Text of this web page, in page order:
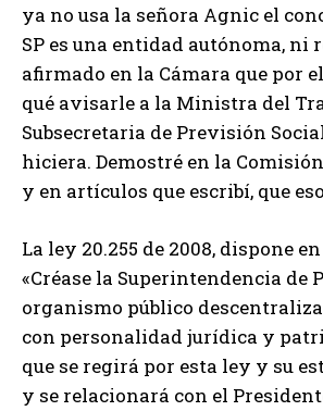
ya no usa la señora Agnic el
SP es una entidad autónoma, ni
afirmado en la Cámara que por
qué avisarle a la Ministra del
Subsecretaria de Previsión
hiciera. Demostré en la
y en artículos que escribí, que
La ley 20.255 de 2008, dispone
«Créase la Superintendencia de
organismo público
con personalidad jurídica y
que se regirá por esta ley y su
y se relacionará con el